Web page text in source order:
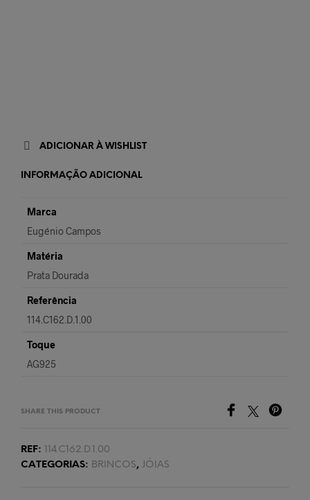
ADICIONAR À WISHLIST
INFORMAÇÃO ADICIONAL
Marca
Eugénio Campos
Matéria
Prata Dourada
Referência
114.C162.D.1.00
Toque
AG925
SHARE THIS PRODUCT
REF: 114.C162.D.1.00
CATEGORIAS: BRINCOS, JÓIAS